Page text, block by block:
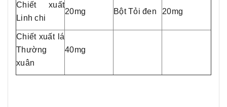
Chiết xuất
Linh chi
20mg Bột Tỏi đen 20mg
Chiết xuất lá
Thường
xuân
40mg